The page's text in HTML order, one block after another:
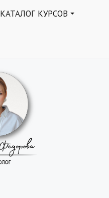
КАТАЛОГ КУРСОВ